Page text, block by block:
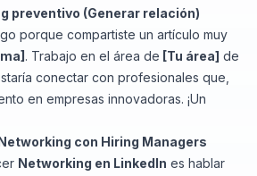
preventivo (Generar relación)
porque compartiste un artículo muy
. Trabajo en el área de [Tu área] de
conectar con profesionales que,
en empresas innovadoras. ¡Un
con Hiring Managers
Networking en LinkedIn es hablar